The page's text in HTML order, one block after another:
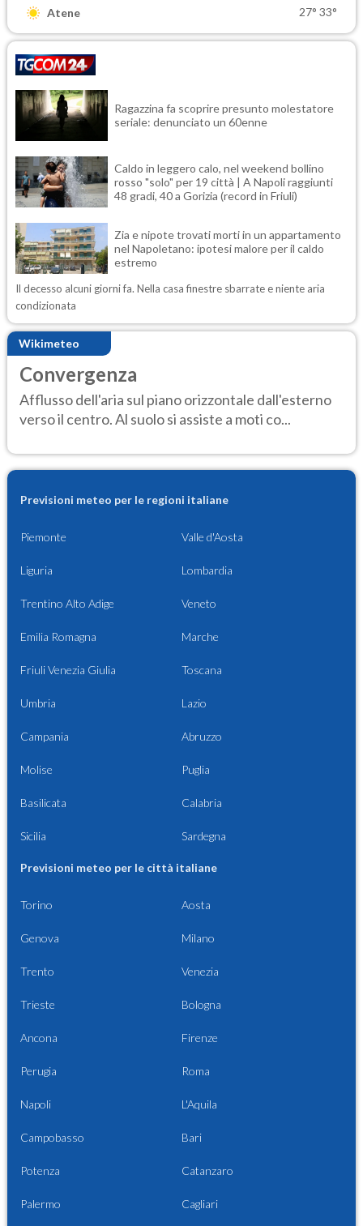
Atene 27° 33°
Ragazzina fa scoprire presunto molestatore
seriale: denunciato un 60enne
Caldo in leggero calo, nel weekend bollino
rosso "solo" per 19 città | A Napoli raggiunti
48 gradi, 40 a Gorizia (record in Friuli)
Zia e nipote trovati morti in un appartamento
nel Napoletano: ipotesi malore per il caldo
estremo
Il decesso alcuni giorni fa. Nella casa finestre sbarrate e niente aria
condizionata
Wikimeteo
Convergenza
Afflusso dell'aria sul piano orizzontale dall'esterno
verso il centro. Al suolo si assiste a moti co...
Previsioni meteo per le regioni italiane
Piemonte Valle d'Aosta
Liguria Lombardia
Trentino Alto Adige Veneto
Emilia Romagna Marche
Friuli Venezia Giulia Toscana
Umbria Lazio
Campania Abruzzo
Molise Puglia
Basilicata Calabria
Sicilia Sardegna
Previsioni meteo per le città italiane
Torino Aosta
Genova Milano
Trento Venezia
Trieste Bologna
Ancona Firenze
Perugia Roma
Napoli L'Aquila
Campobasso Bari
Potenza Catanzaro
Palermo Cagliari